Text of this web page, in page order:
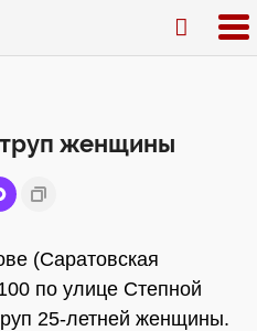
женщины
(Саратовская
по улице Степной
25-летней женщины.